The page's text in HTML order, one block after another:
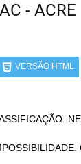
-
VERSÃO HTML